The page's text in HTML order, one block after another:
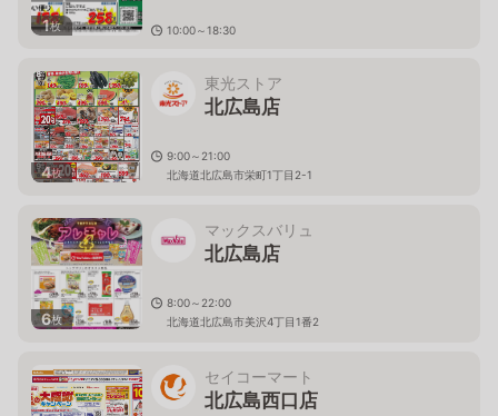
1枚
10:00～18:30
4枚
東光ストア
北広島店
9:00～21:00
北海道北広島市栄町1丁目2-1
6枚
マックスバリュ
北広島店
8:00～22:00
北海道北広島市美沢4丁目1番2
セイコーマート
北広島西口店